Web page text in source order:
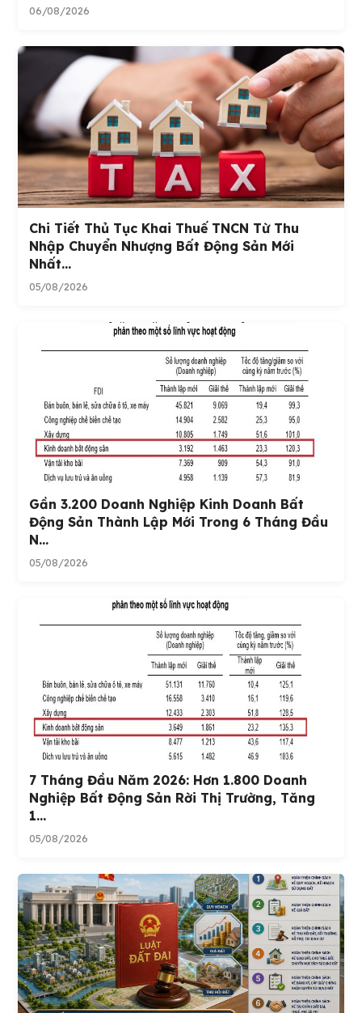
06/08/2026
Chi Tiết Thủ Tục Khai Thuế TNCN Từ Thu
Nhập Chuyển Nhượng Bất Động Sản Mới
Nhất...
05/08/2026
Gần 3.200 Doanh Nghiệp Kinh Doanh Bất
Động Sản Thành Lập Mới Trong 6 Tháng Đầu
N...
05/08/2026
7 Tháng Đầu Năm 2026: Hơn 1.800 Doanh
Nghiệp Bất Động Sản Rời Thị Trường, Tăng
1...
05/08/2026